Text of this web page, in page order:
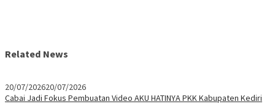
Related News
20/07/202620/07/2026
Cabai Jadi Fokus Pembuatan Video AKU HATINYA PKK Kabupaten Kediri